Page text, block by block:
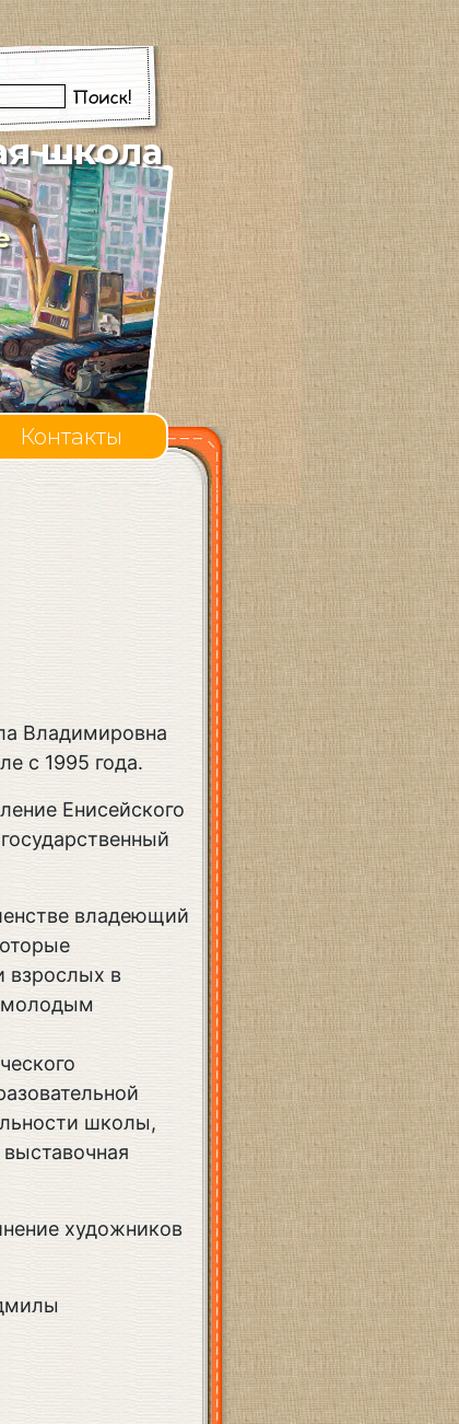
школа
Контакты
Владимировна
с 1995 года.
Енисейского
владеющий
взрослых в
молодым
школы,
художников